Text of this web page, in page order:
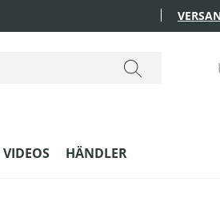
VIDEOS HÄNDLER